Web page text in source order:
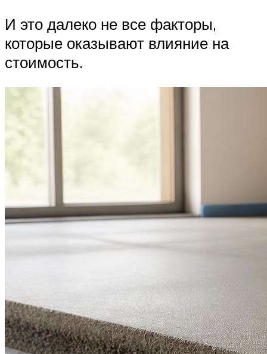
И это далеко не все факторы,
которые оказывают влияние на
стоимость.